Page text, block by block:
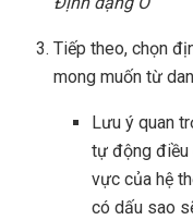
Tiếp theo, chọn
mong muốn từ
Lưu ý quan
tự động điều
vực của hệ
có dấu sao